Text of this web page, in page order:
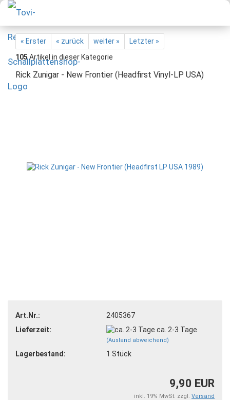
« Erster « zurück weiter »
Letzter »
105Artikel in dieser Kategorie
Rick Zunigar - New Frontier (Headfirst Vinyl-LP USA)
Art.Nr.:
2405367
Lieferzeit:
ca. 2-3 Tage
(Ausland abweichend)
Lagerbestand: 1 Stück
9,90 EUR
inkl. 19% MwSt. zzgl. Versand